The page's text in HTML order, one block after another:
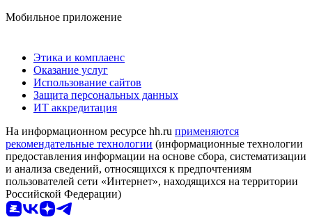
Мобильное приложение
Этика и комплаенс
Оказание услуг
Использование сайтов
Защита персональных данных
ИТ аккредитация
На информационном ресурсе hh.ru применяются
рекомендательные технологии (информационные технологии
предоставления информации на основе сбора, систематизации
и анализа сведений, относящихся к предпочтениям
пользователей сети «Интернет», находящихся на территории
Российской Федерации)